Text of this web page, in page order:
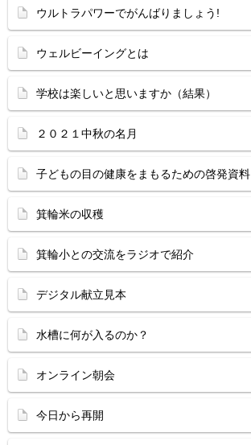
ウルトラパワーでがんばりましょう!
ウェルビーイングとは
学校は楽しいと思いますか（結果）
２０２１中秋の名月
子どもの目の健康をまもるための啓発資料
箕輪米の収穫
箕輪小との交流をラジオで紹介
デジタル献立見本
水槽に何が入るのか？
オンライン朝会
今日から再開